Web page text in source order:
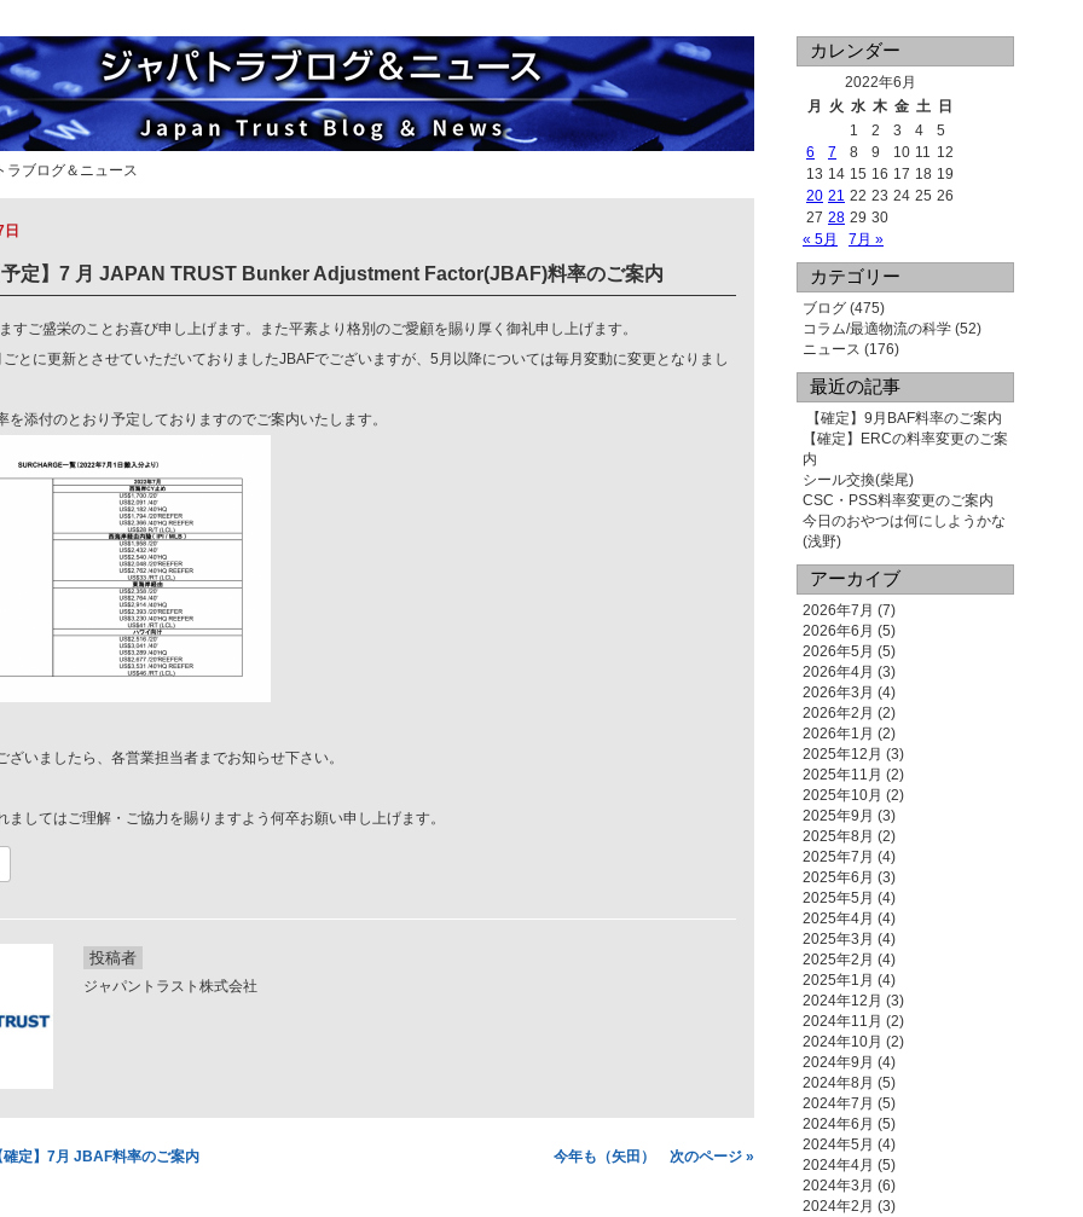
ラブログ＆ニュース
予定】7 月 JAPAN TRUST Bunker Adjustment Factor(JBAF)料率のご案内
すご盛栄のことお喜び申し上げます。また平素より格別のご愛顧を賜り厚く御礼申し上げます。
とに更新とさせていただいておりましたJBAFでございますが、5月以降については毎月変動に変更となりまし
を添付のとおり予定しておりますのでご案内いたします。
ざいましたら、各営業担当者までお知らせ下さい。
ましてはご理解・ご協力を賜りますよう何卒お願い申し上げます。
投稿者
ジャパントラスト株式会社
定】7月 JBAF料率のご案内 今年も（矢田） 次のページ »
カレンダー
2022年6月
月
火 水 木 金 土
日
1
2 3 4
5
6
7 8 9 10 11 12
13 14 15 16 17 18 19
20 21 22 23 24 25 26
27 28 29 30
« 5月
7月 »
カテゴリー
ブログ (475)
コラム/最適物流の科学 (52)
ニュース (176)
最近の記事
【確定】9月BAF料率のご案内
【確定】ERCの料率変更のご案
内
シール交換(柴尾)
CSC・PSS料率変更のご案内
今日のおやつは何にしようかな
(浅野)
アーカイブ
2026年7月 (7)
2026年6月 (5)
2026年5月 (5)
2026年4月 (3)
2026年3月 (4)
2026年2月 (2)
2026年1月 (2)
2025年12月 (3)
2025年11月 (2)
2025年10月 (2)
2025年9月 (3)
2025年8月 (2)
2025年7月 (4)
2025年6月 (3)
2025年5月 (4)
2025年4月 (4)
2025年3月 (4)
2025年2月 (4)
2025年1月 (4)
2024年12月 (3)
2024年11月 (2)
2024年10月 (2)
2024年9月 (4)
2024年8月 (5)
2024年7月 (5)
2024年6月 (5)
2024年5月 (4)
2024年4月 (5)
2024年3月 (6)
2024年2月 (3)